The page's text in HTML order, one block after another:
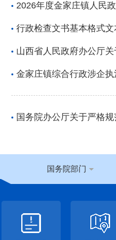
2026年度金家庄镇人民
行政检查文书基本格式
山西省人民政府办公厅
金家庄镇综合行政涉企
国务院办公厅关于严格
国务院部门